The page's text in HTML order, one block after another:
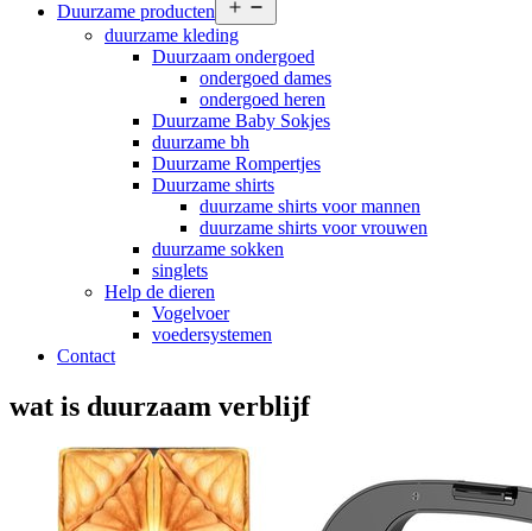
Duurzame producten
menu
duurzame kleding
Duurzaam ondergoed
ondergoed dames
ondergoed heren
Duurzame Baby Sokjes
duurzame bh
Duurzame Rompertjes
Duurzame shirts
duurzame shirts voor mannen
duurzame shirts voor vrouwen
duurzame sokken
singlets
Help de dieren
Vogelvoer
voedersystemen
Contact
wat is duurzaam verblijf